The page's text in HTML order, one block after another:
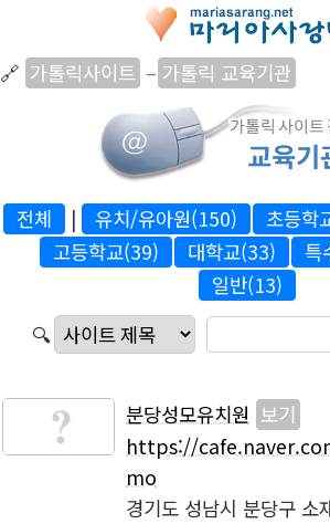
🔗 가톨릭사이트 – 가톨릭 교육기관
전체 | 유치/유아원(150) 초등학
고등학교(39)
대학교(33)
특
일반(13)
🔍
분당성모유치원 보기
https://
mo
경기도 성남시 분당구 소